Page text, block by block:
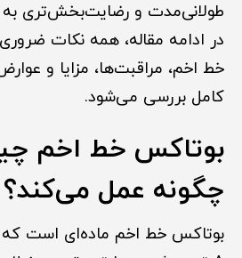
طولانی‌مدت و رضایت‌بخش‌تری به
در ادامه مقاله، همه نکات
خط اخم، مراقبت‌ها، مزایا و
کامل بررسی می‌شود.
بوتاکس خط اخم
چگونه عمل می‌کند؟
بوتاکس خط اخم ماده‌ای است که